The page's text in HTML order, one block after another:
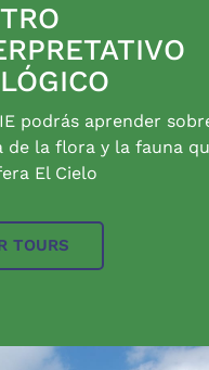
podrás aprender
de la flora y la fauna
El Cielo
TOURS